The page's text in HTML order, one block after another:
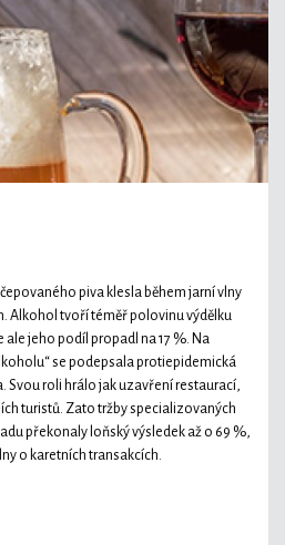
piva klesla během jarní vlny
Alkohol tvoří téměř polovinu výdělku
jeho podíl propadl na 17 %. Na
se podepsala protiepidemická
Svou roli hrálo jak uzavření restaurací,
turistů. Zato tržby specializovaných
překonaly loňský výsledek až o 69 %,
o karetních transakcích.